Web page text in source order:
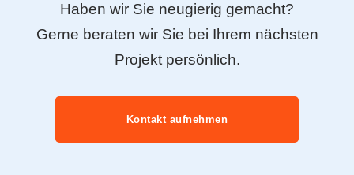
Haben wir Sie neugierig gemacht?
Gerne beraten wir Sie bei Ihrem nächsten
Projekt persönlich.
Kontakt aufnehmen